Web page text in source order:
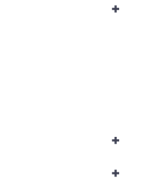
+
+
+